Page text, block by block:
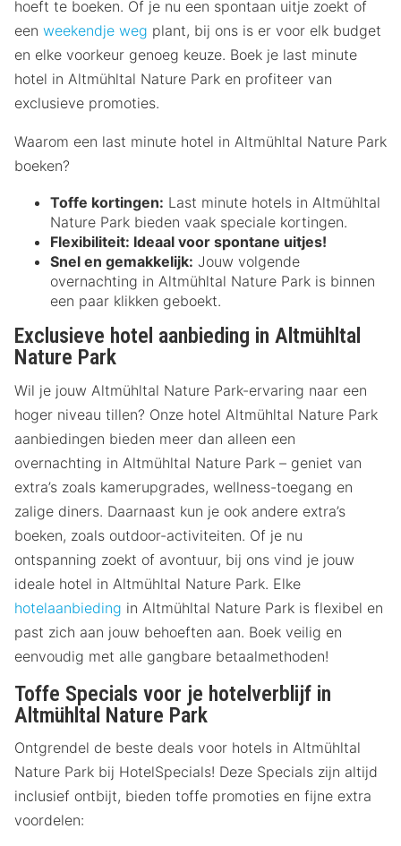
hoeft te boeken. Of je nu een spontaan uitje zoekt of
een weekendje weg plant, bij ons is er voor elk budget
en elke voorkeur genoeg keuze. Boek je last minute
hotel in Altmühltal Nature Park en profiteer van
exclusieve promoties.
Waarom een last minute hotel in Altmühltal Nature Park
boeken?
Toffe kortingen: Last minute hotels in Altmühltal
Nature Park bieden vaak speciale kortingen.
Flexibiliteit: Ideaal voor spontane uitjes!
Snel en gemakkelijk: Jouw volgende
overnachting in Altmühltal Nature Park is binnen
een paar klikken geboekt.
Exclusieve hotel aanbieding in Altmühltal
Nature Park
Wil je jouw Altmühltal Nature Park-ervaring naar een
hoger niveau tillen? Onze hotel Altmühltal Nature Park
aanbiedingen bieden meer dan alleen een
overnachting in Altmühltal Nature Park – geniet van
extra’s zoals kamerupgrades, wellness-toegang en
zalige diners. Daarnaast kun je ook andere extra’s
boeken, zoals outdoor-activiteiten. Of je nu
ontspanning zoekt of avontuur, bij ons vind je jouw
ideale hotel in Altmühltal Nature Park. Elke
hotelaanbieding in Altmühltal Nature Park is flexibel en
past zich aan jouw behoeften aan. Boek veilig en
eenvoudig met alle gangbare betaalmethoden!
Toffe Specials voor je hotelverblijf in
Altmühltal Nature Park
Ontgrendel de beste deals voor hotels in Altmühltal
Nature Park bij HotelSpecials! Deze Specials zijn altijd
inclusief ontbijt, bieden toffe promoties en fijne extra
voordelen: